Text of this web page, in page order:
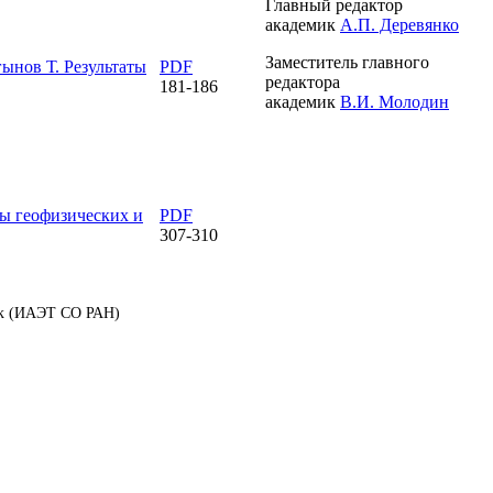
Т. Результаты
PDF
181-186
геофизических и
PDF
307-310
Главный редактор
академик А.П. Деревянко
Заместитель главного
редактора
академик В.И. Молодин
(ИАЭТ СО РАН)